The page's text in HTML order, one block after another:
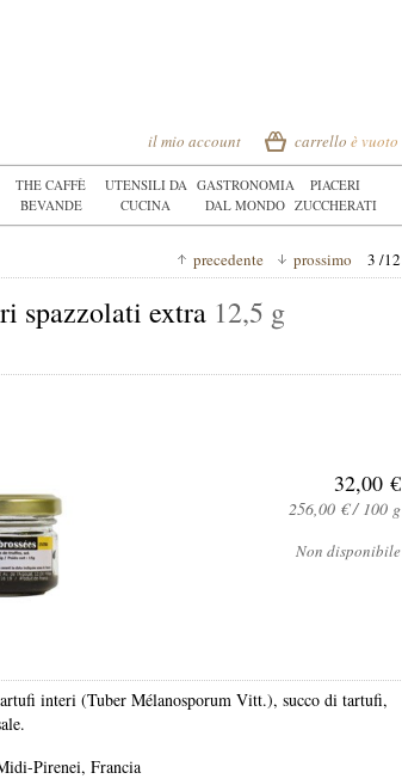
carrello è vuoto
il mio account
THE CAFFÈ
BEVANDE
UTENSILI DA
CUCINA
GASTRONOMIA
DAL MONDO
PIACERI
ZUCCHERATI
precedente prossimo 3 /12
spazzolati extra 12,5 g
32,00 €
256,00 € / 100 g
Non disponibile
interi (Tuber Mélanosporum Vitt.), succo di tartufi,
Pirenei, Francia